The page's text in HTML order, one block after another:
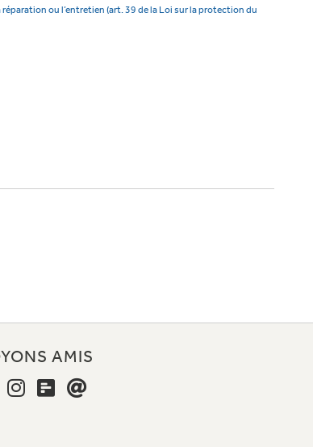
ou l’entretien (art. 39 de la Loi sur la protection du
AMIS